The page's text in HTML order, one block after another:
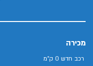
מכירה
רכב חדש 0 ק"מ